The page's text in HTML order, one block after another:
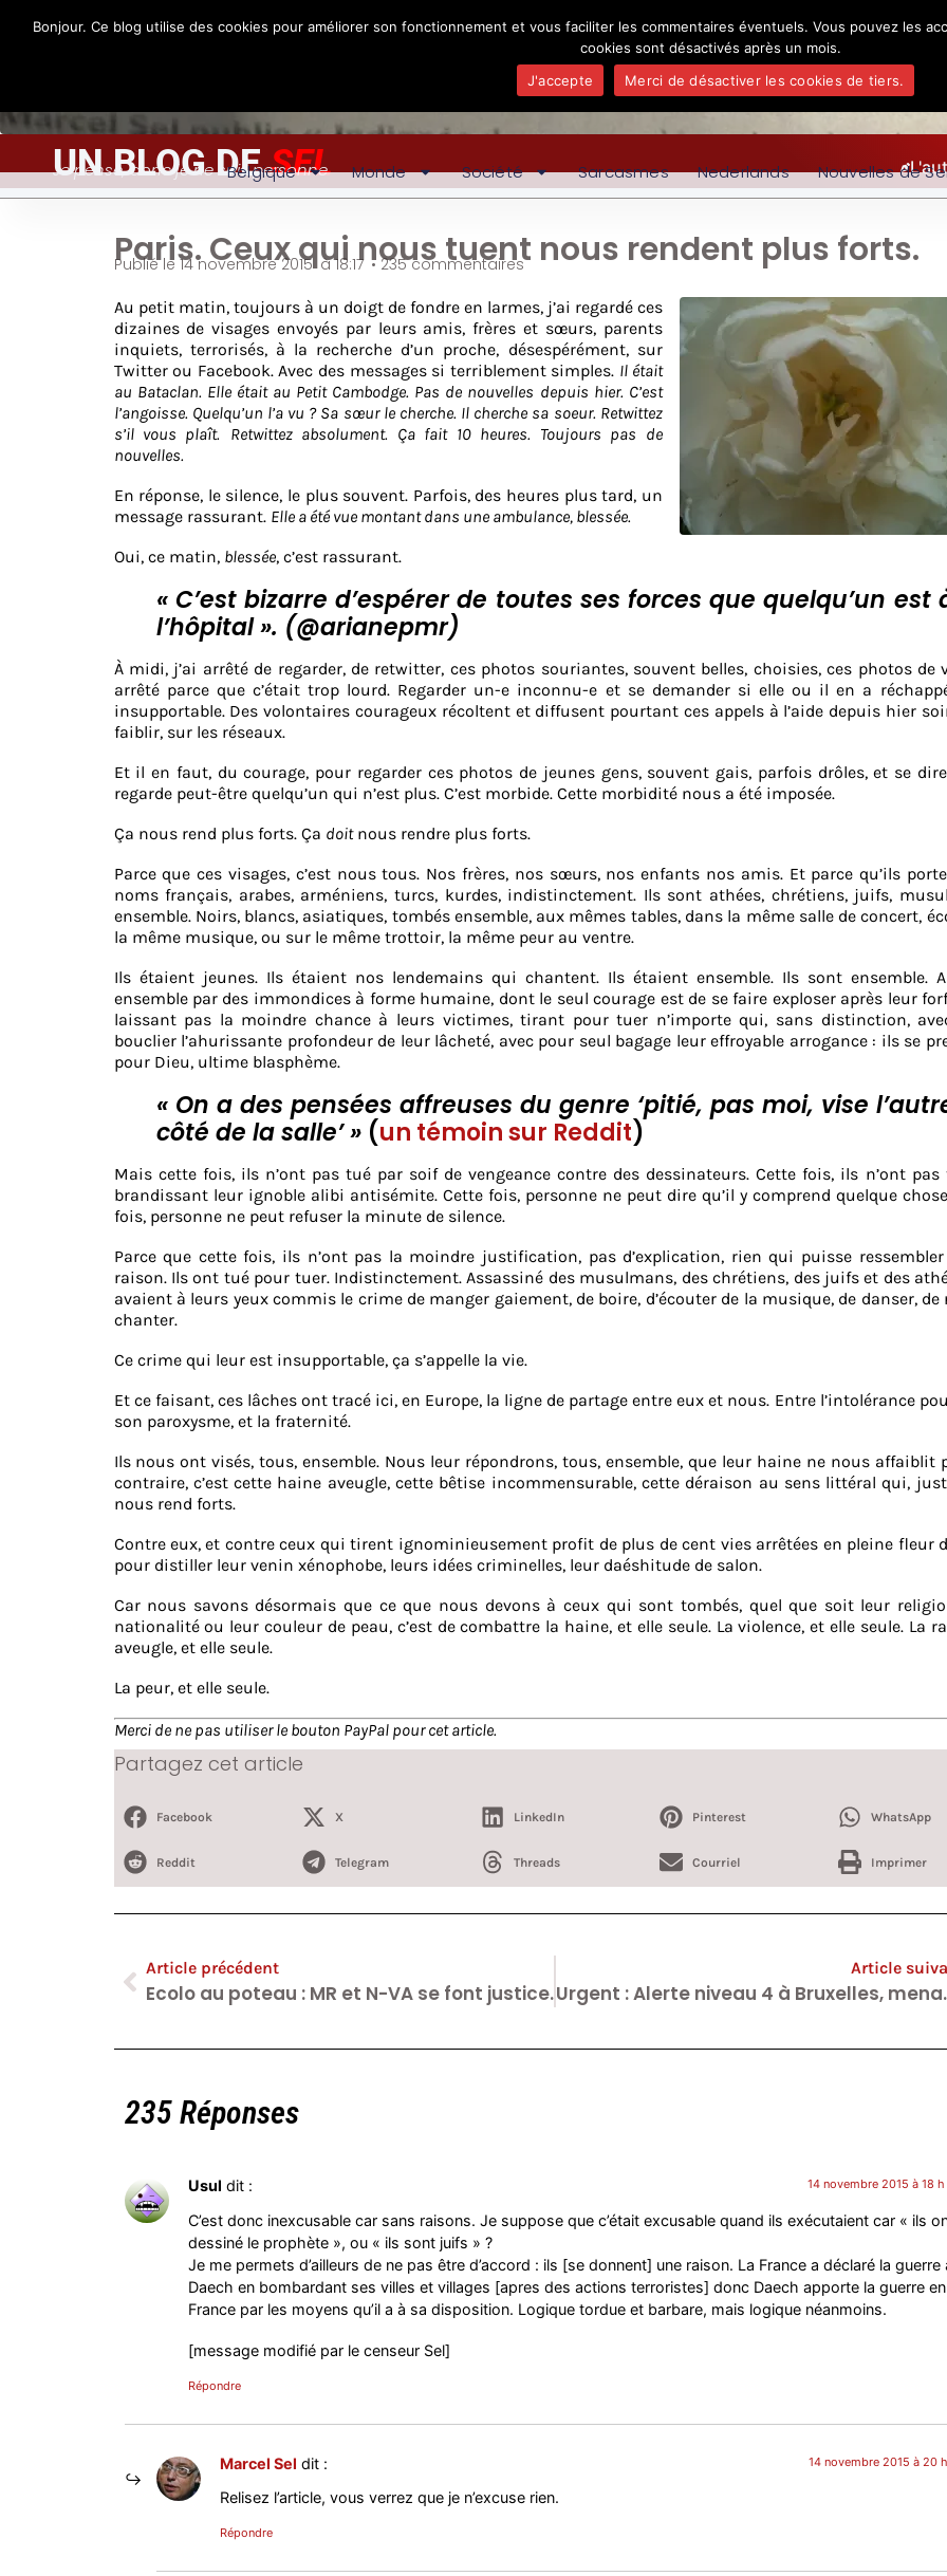
UN BLOG DESEL
Je pense, donc je ne suis personne
Belgique Monde Société Sarcasmes Nederlands Nouvelles de
Paris. Ceux qui nous tuent nous rendent plus forts.
Publié le14 novembre 2015 à 18:17 • 235 commentaires
Partagez cet article
Au petit matin, toujours à un doigt de fondre en larmes, j’ai regardé ces
dizaines de visages envoyés par leurs amis, frères et sœurs, parents
inquiets, terrorisés, à la recherche d’un proche, désespérément, sur
Twitter ou Facebook. Avec des messages si terriblement simples. Il était
au Bataclan. Elle était au Petit Cambodge. Pas de nouvelles depuis hier. C’est
l’angoisse. Quelqu’un l’a vu ? Sa sœur le cherche. Il cherche sa soeur. Retwittez
s’il vous plaît.
Retwittez absolument. Ça fait 10 heures. Toujours pas de
nouvelles.
En réponse, le silence, le plus souvent. Parfois, des heures plus tard, un
message rassurant. Elle a été vue montant dans une ambulance, blessée.
Oui, ce matin, blessée, c’est rassurant.
« C’est bizarre d’espérer de toutes ses forces que quelqu’un est
l’hôpital ». (@arianepmr)
À midi, j’ai arrêté de regarder, de retwitter, ces photos souriantes, souvent belles, choisies, ces photos de
arrêté parce que c’était trop lourd. Regarder un-e inconnu-e et se demander si elle ou il en a
insupportable. Des volontaires courageux récoltent et diffusent pourtant ces appels à l’aide depuis hier
faiblir, sur les réseaux.
Et il en faut, du courage, pour regarder ces photos de jeunes gens, souvent gais, parfois drôles, et se dire
regarde peut-être quelqu’un qui n’est plus. C’est morbide. Cette morbidité nous a été imposée.
Ça nous rend plus forts. Ça doitnous rendre plus forts.
Parce que ces visages, c’est nous tous. Nos frères, nos sœurs, nos enfants nos amis. Et parce qu’ils
noms français, arabes, arméniens, turcs, kurdes, indistinctement. Ils sont athées, chrétiens, juifs,
ensemble. Noirs, blancs, asiatiques, tombés ensemble, aux mêmes tables, dans la même salle de concert,
la même musique, ou sur le même trottoir, la même peur au ventre.
Ils étaient jeunes. Ils étaient nos lendemains qui chantent. Ils étaient ensemble. Ils sont ensemble.
ensemble par des immondices à forme humaine, dont le seul courage est de se faire exploser après leur
laissant pas la moindre chance à leurs victimes, tirant pour tuer n’importe qui, sans distinction,
bouclier l’ahurissante profondeur de leur lâcheté, avec pour seul bagage leur effroyable arrogance : ils se
pour Dieu, ultime blasphème.
« On a des pensées affreuses du genre ‘pitié, pas moi, vise
côté de la salle’ » (un témoin sur Reddit)
Mais cette fois, ils n’ont pas tué par soif de vengeance contre des dessinateurs. Cette fois, ils n’ont pas
brandissant leur ignoble alibi antisémite. Cette fois, personne ne peut dire qu’il y comprend quelque
fois, personne ne peut refuser la minute de silence.
Parce que cette fois, ils n’ont pas la moindre justification, pas d’explication, rien qui puisse
raison. Ils ont tué pour tuer. Indistinctement. Assassiné des musulmans, des chrétiens, des juifs et des
avaient à leurs yeux commis le crime de manger gaiement, de boire, d’écouter de la musique, de danser, de
chanter.
Ce crime qui leur est insupportable, ça s’appelle la vie.
Et ce faisant, ces lâches ont tracé ici, en Europe, la ligne de partage entre eux et nous. Entre l’intolérance
son paroxysme, et la fraternité.
Ils nous ont visés, tous, ensemble. Nous leur répondrons, tous, ensemble, que leur haine ne nous affaiblit
contraire, c’est cette haine aveugle, cette bêtise incommensurable, cette déraison au sens littéral qui,
nous rend forts.
Contre eux, et contre ceux qui tirent ignominieusement profit de plus de cent vies arrêtées en pleine fleur
pour distiller leur venin xénophobe, leurs idées criminelles, leur daéshitude de salon.
Car nous savons désormais que ce que nous devons à ceux qui sont tombés, quel que soit leur
nationalité ou leur couleur de peau, c’est de combattre la haine, et elle seule. La violence, et elle seule. La
aveugle, et elle seule.
La peur, et elle seule.
Merci de ne pas utiliser le bouton PayPal pour cet article.
Facebook X LinkedIn Pinterest WhatsApp
Reddit Telegram Threads Courriel Imprimer
Article précédent
Ecolo au poteau : MR et N-VA se font justice.
Article
Urgent :
235 Réponses
Usul dit : 14 novembre 2015 à 18
C’est donc inexcusable car sans raisons. Je suppose que c’était excusable quand ils exécutaient car « ils
dessiné le prophète », ou « ils sont juifs » ?
Je me permets d’ailleurs de ne pas être d’accord : ils [se donnent] une raison. La France a déclaré la guerre
Daech en bombardant ses villes et villages [apres des actions terroristes] donc Daech apporte la guerre en
France par les moyens qu’il a à sa disposition. Logique tordue et barbare, mais logique néanmoins.
[message modifié par le censeur Sel]
Répondre
Marcel Sel dit : 14 novembre 2015 à 20
Relisez l’article, vous verrez que je n’excuse rien.
Répondre
Bonjour. Ce blog utilise des cookies pour améliorer son fonctionnement et vous faciliter les commentaires éventuels. Vous pouvez les
cookies sont désactivés après un mois.
J'accepte
Merci de désactiver les cookies de tiers.